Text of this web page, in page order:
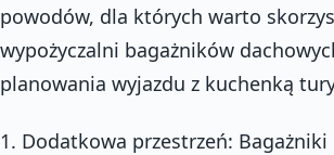
powodów, dla których warto
wypożyczalni bagażników
planowania wyjazdu z kuchenką
1. Dodatkowa przestrzeń: